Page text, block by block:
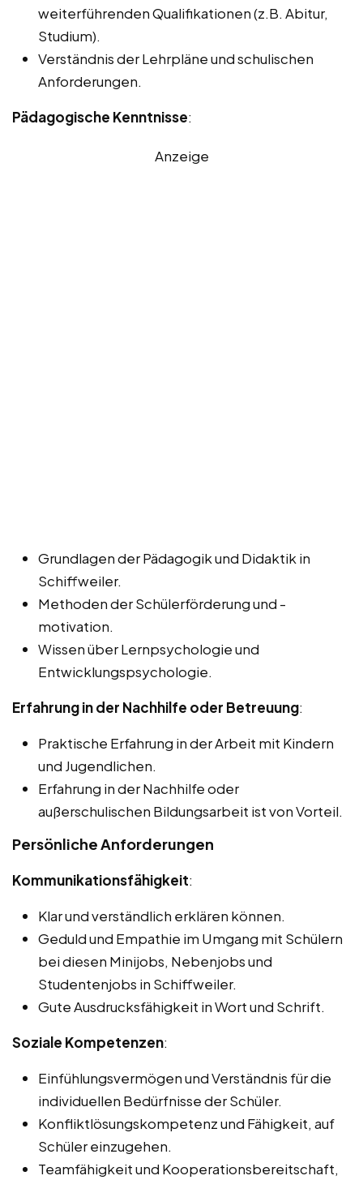
weiterführenden Qualifikationen (z.B. Abitur,
Studium).
Verständnis der Lehrpläne und schulischen
Anforderungen.
Pädagogische Kenntnisse:
Anzeige
Grundlagen der Pädagogik und Didaktik in
Schiffweiler.
Methoden der Schülerförderung und -
motivation.
Wissen über Lernpsychologie und
Entwicklungspsychologie.
Erfahrung in der Nachhilfe oder Betreuung:
Praktische Erfahrung in der Arbeit mit Kindern
und Jugendlichen.
Erfahrung in der Nachhilfe oder
außerschulischen Bildungsarbeit ist von Vorteil.
Persönliche Anforderungen
Kommunikationsfähigkeit:
Klar und verständlich erklären können.
Geduld und Empathie im Umgang mit Schülern
bei diesen Minijobs, Nebenjobs und
Studentenjobs in Schiffweiler.
Gute Ausdrucksfähigkeit in Wort und Schrift.
Soziale Kompetenzen:
Einfühlungsvermögen und Verständnis für die
individuellen Bedürfnisse der Schüler.
Konfliktlösungskompetenz und Fähigkeit, auf
Schüler einzugehen.
Teamfähigkeit und Kooperationsbereitschaft,